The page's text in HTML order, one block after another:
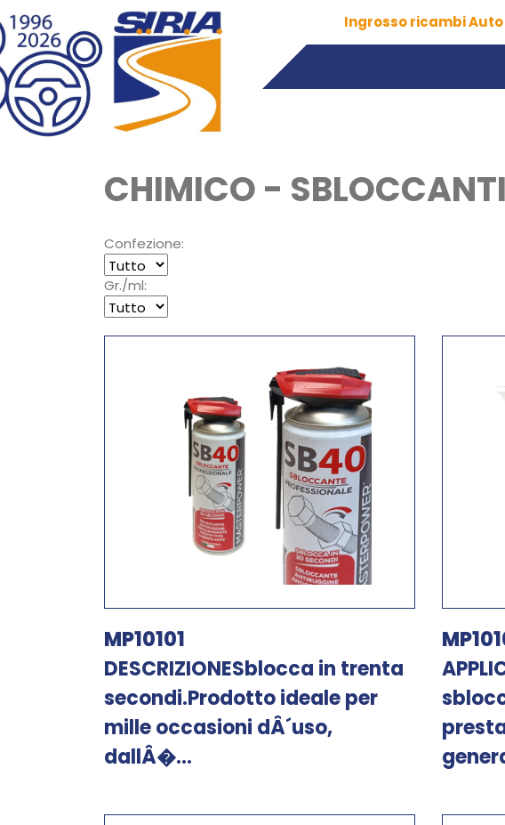
Ingrosso ricambi Auto
CHIMICO -
Confezione:
Gr./ml:
MP10101
DESCRIZIONESblocca in trenta
secondi.Prodotto ideale per
mille occasioni dÂ´uso,
dallÂ�...